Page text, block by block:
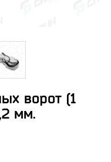
ворот (1
мм.